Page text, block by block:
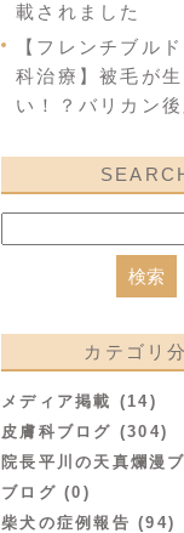
載されました
【フレンチブル
科治療】被毛が
い！？バリカン
カテゴリ
メディア掲載 (14)
皮膚科ブログ (304)
院長平川の天真爛漫
ブログ (0)
柴犬の症例報告 (94)